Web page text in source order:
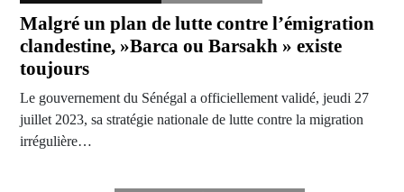
Malgré un plan de lutte contre l’émigration
clandestine, »Barca ou Barsakh » existe
toujours
Le gouvernement du Sénégal a officiellement validé, jeudi 27
juillet 2023, sa stratégie nationale de lutte contre la migration
irrégulière…